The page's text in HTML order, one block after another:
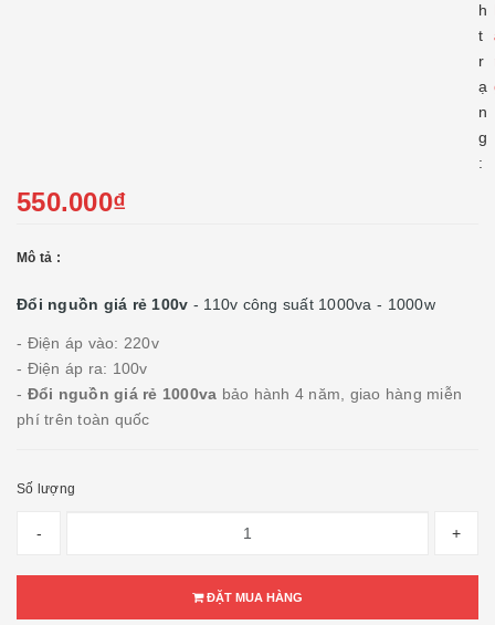
h
t
r
ạ
n
g
:
550.000₫
Mô tả :
Đổi nguồn giá rẻ 100v - 110v công suất 1000va - 1000w
- Điện áp vào: 220v
- Điện áp ra: 100v
- Đổi nguồn giá rẻ 1000va bảo hành 4 năm, giao hàng miễn
phí trên toàn quốc
Số lượng
- +
ĐẶT MUA HÀNG